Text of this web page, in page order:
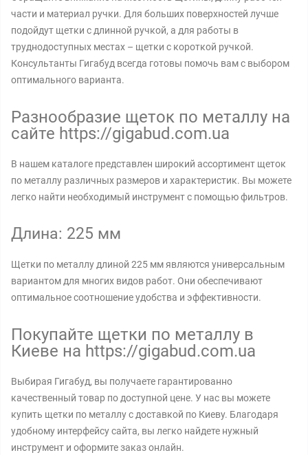
части и материал ручки. Для больших поверхностей лучше
подойдут щетки с длинной ручкой, а для работы в
труднодоступных местах – щетки с короткой ручкой.
Консультанты Гигабуд всегда готовы помочь вам с выбором
оптимального варианта.
Разнообразие щеток по металлу на
сайте https://gigabud.com.ua
В нашем каталоге представлен широкий ассортимент щеток
по металлу различных размеров и характеристик. Вы можете
легко найти необходимый инструмент с помощью фильтров.
Длина: 225 мм
Щетки по металлу длиной 225 мм являются универсальным
вариантом для многих видов работ. Они обеспечивают
оптимальное соотношение удобства и эффективности.
Покупайте щетки по металлу в
Киеве на https://gigabud.com.ua
Выбирая Гигабуд, вы получаете гарантированно
качественный товар по доступной цене. У нас вы можете
купить щетки по металлу с доставкой по Киеву. Благодаря
удобному интерфейсу сайта, вы легко найдете нужный
инструмент и оформите заказ онлайн.